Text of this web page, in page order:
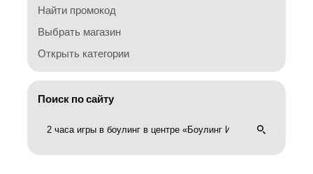
Найти промокод
Выбрать магазин
Открыть категории
Поиск по сайту